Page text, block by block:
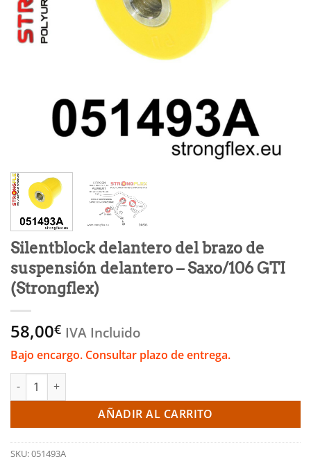
Silentblock delantero del brazo de
suspensión delantero – Saxo/106 GTI
(Strongflex)
58,00€ IVA Incluido
Bajo encargo. Consultar plazo de entrega.
Silentblock delantero del brazo de suspensión delantero -
AÑADIR AL CARRITO
SKU:051493A